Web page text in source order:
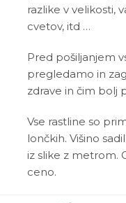
razlike v velikosti,
cvetov, itd …
Pred pošiljanjem
pregledamo in
zdrave in čim bolj
Vse rastline so
lončkih. Višino
iz slike z metrom.
ceno.